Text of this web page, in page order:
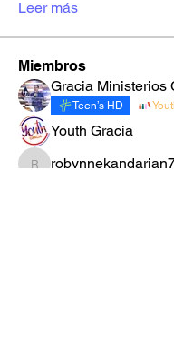
Leer más
Miembros
Teen’s HD
Youth Gracia
robynnekandarian778